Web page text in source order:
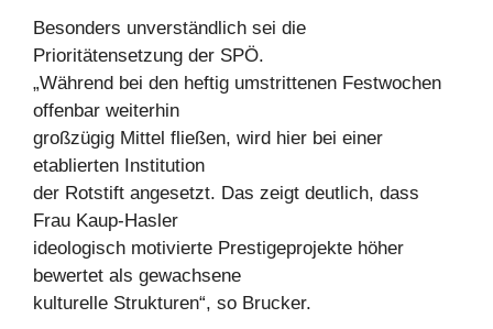
Besonders unverständlich sei die
Prioritätensetzung der SPÖ.
„Während bei den heftig umstrittenen Festwochen
offenbar weiterhin
großzügig Mittel fließen, wird hier bei einer
etablierten Institution
der Rotstift angesetzt. Das zeigt deutlich, dass
Frau Kaup-Hasler
ideologisch motivierte Prestigeprojekte höher
bewertet als gewachsene
kulturelle Strukturen“, so Brucker.